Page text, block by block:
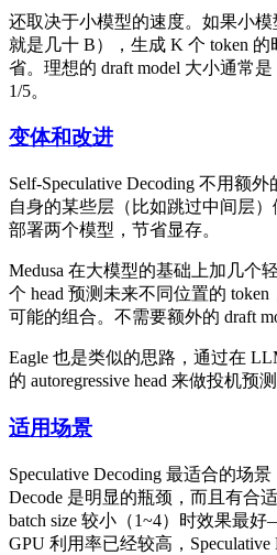
还取决于小模型的速度。如果小
就是几十 B），生成 K 个 token
省。理想的 draft model 大小通常是
1/5。
变体和改进
Self-Speculative Decoding 不用额
自身的某些层（比如跳过中间层
部署两个模型，节省显存。
Medusa 在大模型的基础上加几个
个 head 预测未来不同位置的
可能的组合。不需要额外的 draft
Eagle 也是类似的思路，通过在
的 autoregressive head 来做投机预测
适用场景
Speculative Decoding 最适合的场
Decode 是明显的瓶颈，而且有合
batch size 较小（1~4）时效果最
GPU 利用率已经较高，